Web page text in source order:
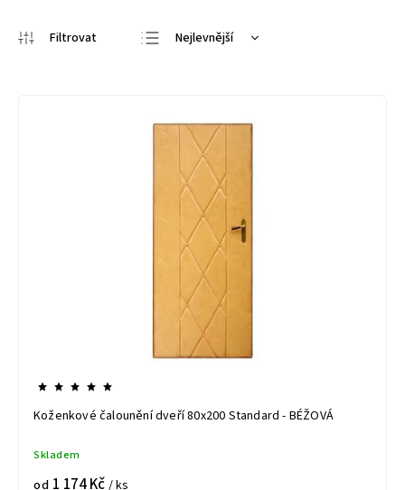
Nejlevnější
Abecedně
Koženkové čalounění dveří 80x200 Standard - BÉŽOVÁ
Skladem
od 1 174 Kč / ks